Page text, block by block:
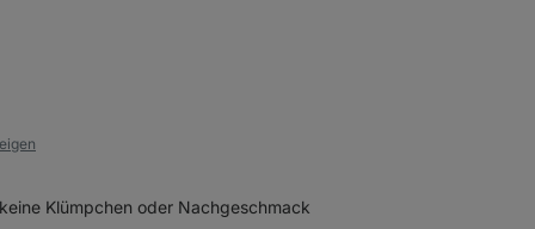
Klümpchen oder Nachgeschmack